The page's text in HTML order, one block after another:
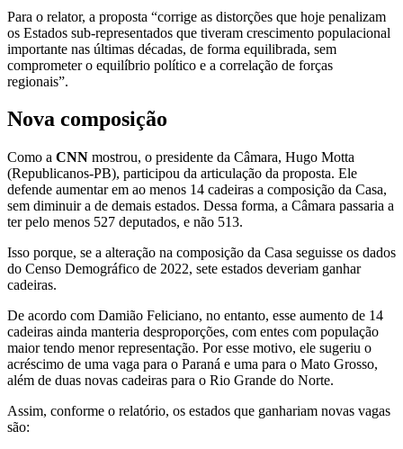
Para o relator, a proposta “corrige as distorções que hoje penalizam
os Estados sub-representados que tiveram crescimento populacional
importante nas últimas décadas, de forma equilibrada, sem
comprometer o equilíbrio político e a correlação de forças
regionais”.
Nova composição
Como a CNN mostrou, o presidente da Câmara, Hugo Motta
(Republicanos-PB), participou da articulação da proposta. Ele
defende aumentar em ao menos 14 cadeiras a composição da Casa,
sem diminuir a de demais estados. Dessa forma, a Câmara passaria a
ter pelo menos 527 deputados, e não 513.
Isso porque, se a alteração na composição da Casa seguisse os dados
do Censo Demográfico de 2022, sete estados deveriam ganhar
cadeiras.
De acordo com Damião Feliciano, no entanto, esse aumento de 14
cadeiras ainda manteria desproporções, com entes com população
maior tendo menor representação. Por esse motivo, ele sugeriu o
acréscimo de uma vaga para o Paraná e uma para o Mato Grosso,
além de duas novas cadeiras para o Rio Grande do Norte.
Assim, conforme o relatório, os estados que ganhariam novas vagas
são: